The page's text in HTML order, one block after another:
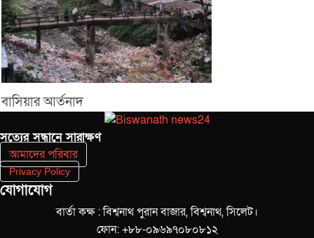
বাসিয়ার আর্তনাদ
সত‌্যের সন্ধানে সারাক্ষণ
আমাদের পরিবার
Privacy Policy
যোগাযোগ
বার্তা কক্ষ : বিশ্বনাথ পুরান বাজার, বিশ্বনাথ, সিলেট।
ফোন: +৮৮-০৯৬৯৭০৮০৮১২